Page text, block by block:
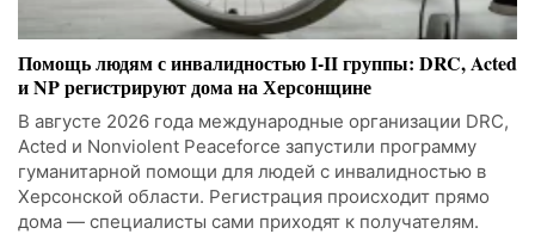
Помощь людям с инвалидностью I-II группы: DRC, Acted
и NP регистрируют дома на Херсонщине
В августе 2026 года международные организации DRC,
Acted и Nonviolent Peaceforce запустили программу
гуманитарной помощи для людей с инвалидностью в
Херсонской области. Регистрация происходит прямо
дома — специалисты сами приходят к получателям.